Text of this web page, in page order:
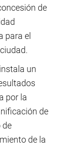
de
para el
un
por la
de
de
de la